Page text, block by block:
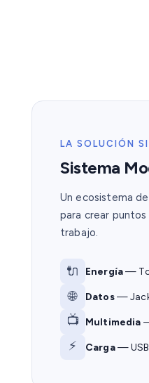
sistema modular
LA SOLUCIÓN
Sistema
Un ecosistema
para crear
trabajo.
🔌 Energía—
🌐 Datos—
📺 Multimedia
⚡ Carga—